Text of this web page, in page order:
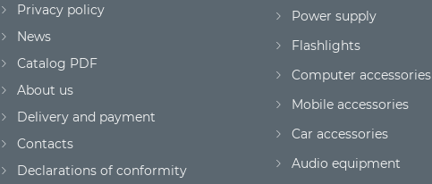
Privacy policy
News
Сatalog PDF
About us
Delivery and payment
Contacts
Declarations of conformity
Power supply
Flashlights
Computer accessories
Mobile accessories
Car accessories
Audio equipment